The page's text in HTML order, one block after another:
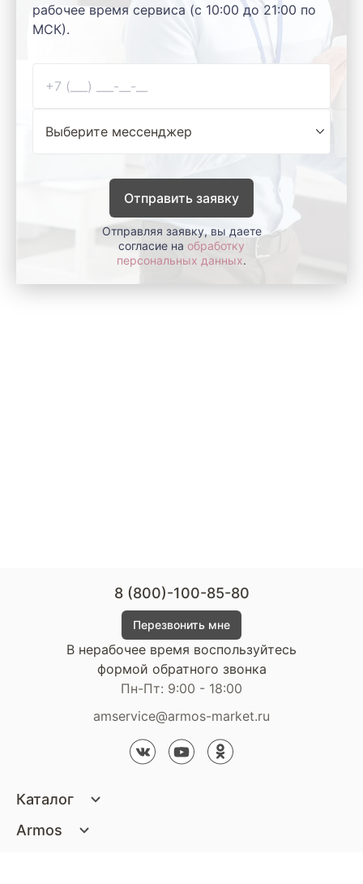
рабочее время сервиса (с 10:00 до 21:00 по
МСК).
Отправить заявку
Отправляя заявку, вы даете
согласие на обработку
персональных данных.
Каталог
Кровати
Armos
8 (800)-100-85-80
Перезвонить мне
В нерабочее время воспользуйтесь
формой обратного звонка
Пн-Пт: 9:00 - 18:00
amservice@armos-market.ru